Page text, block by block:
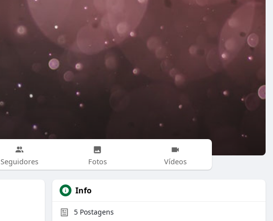
Seguidores Fotos Vídeos
Info
5 Postagens